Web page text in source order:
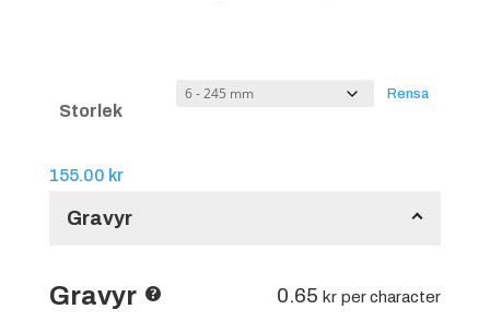
Storlek
Rensa
155.00 kr
Gravyr
Gravyr 0.65kr per character